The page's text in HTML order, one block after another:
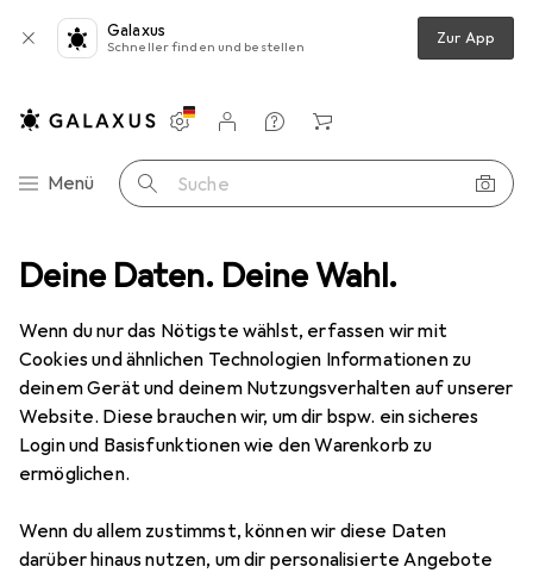
Deine Daten. Deine Wahl.
Wenn du nur das Nötigste wählst, erfassen wir mit
Cookies und ähnlichen Technologien Informationen zu
deinem Gerät und deinem Nutzungsverhalten auf unserer
Website. Diese brauchen wir, um dir bspw. ein sicheres
Login und Basisfunktionen wie den Warenkorb zu
ermöglichen.
Wenn du allem zustimmst, können wir diese Daten
darüber hinaus nutzen, um dir personalisierte Angebote
Galaxus
Schneller finden und bestellen Zur App
Navigation nach Kategorien
Menü Suche
Einstellungen
Kundenkonto
Vergleichslisten
Merklisten
Warenkorb
Kabelleitung Lapp ÖLFLEX 110 H Steuerleitung
2 Bilder
LappÖLFLEX 110 H Steuerleitung
Preis in EUR inkl. MwSt.
EUR
160,17